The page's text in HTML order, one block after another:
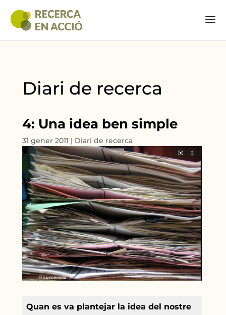
Diari de recerca
4: Una idea ben simple
31 gener 2011 | Diari de recerca
Quan es va plantejar la idea del nostre